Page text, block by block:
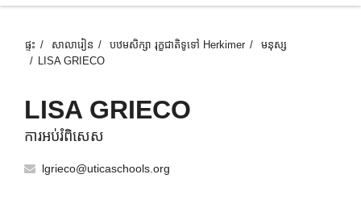
ផ្ទះ សាលារៀន បឋមសិក្សា រុក្ខជាតិទូទៅ Herkimer
មនុស្ស
LISA GRIECO
LISA GRIECO
ការអប់រំពិសេស
lgrieco@uticaschools.org